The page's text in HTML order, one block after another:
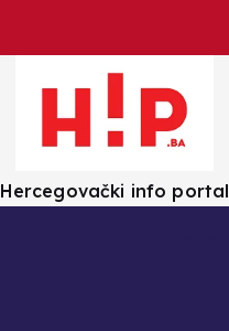
Hercegovački info portal